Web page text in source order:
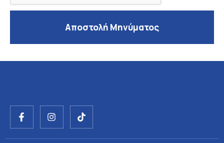
Αποστολή Μηνύματος
F
a
c
e
I
n
s
t
T
i
k
t